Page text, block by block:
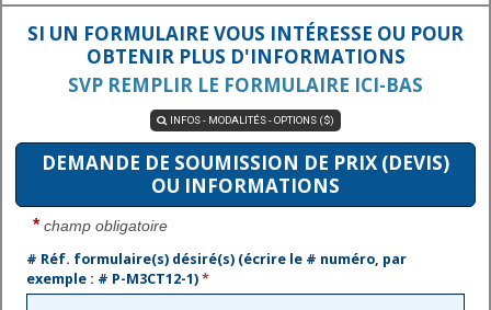
SI UN FORMULAIRE VOUS INTÉRESSE OU POUR
OBTENIR PLUS D'INFORMATIONS
SVP REMPLIR LE FORMULAIRE ICI-BAS
 INFOS - MODALITÉS - OPTIONS ($)
DEMANDE DE SOUMISSION DE PRIX (DEVIS)
OU INFORMATIONS
* champ obligatoire
# Réf. formulaire(s) désiré(s) (écrire le # numéro, par
exemple : # P-M3CT12-1)*